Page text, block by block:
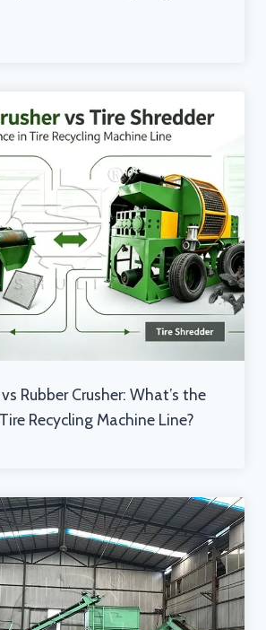
Rubber Crusher: What’s the
Recycling Machine Line?